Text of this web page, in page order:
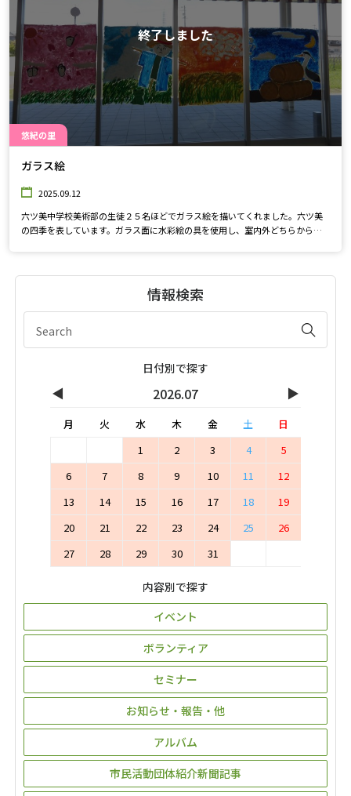
悠紀の里
終了しました
ガラス絵
2025.09.12
六ツ美中学校美術部の生徒２５名ほどでガラス絵を描いてくれました。六ツ美
の四季を表しています。ガラス面に水彩絵の具を使用し、室内外どちらから見
情報検索
日付別で探す
◀ 2026.07 ▶
月 火 水 木 金 土
日
1
2 3 4
5
6
7 8 9 10 11
12
13
14 15 16 17 18
19
20
21 22 23 24 25
26
27
28 29 30 31
内容別で探す
イベント
ボランティア
セミナー
お知らせ・報告・他
アルバム
市民活動団体紹介新聞記事